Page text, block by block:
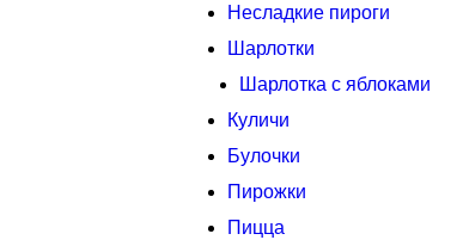
Несладкие пироги
Шарлотки
Шарлотка с яблоками
Куличи
Булочки
Пирожки
Пицца